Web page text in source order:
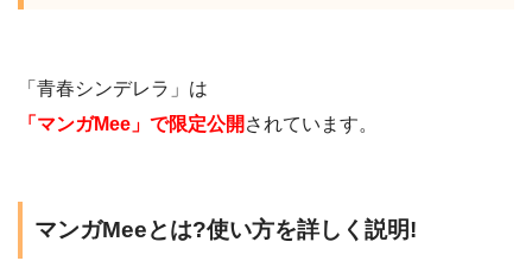
「青春シンデレラ」は
「マンガMee」で限定公開 されています。
マンガMeeとは?使い方を詳しく説明!